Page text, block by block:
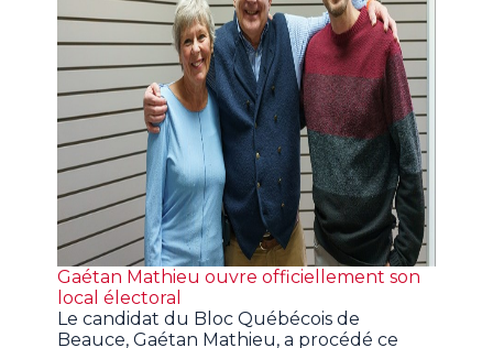
Gaétan Mathieu ouvre officiellement son
local électoral
Le candidat du Bloc Québécois de
Beauce, Gaétan Mathieu, a procédé ce